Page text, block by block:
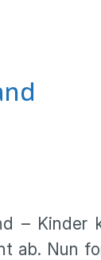
–
ab. Nun